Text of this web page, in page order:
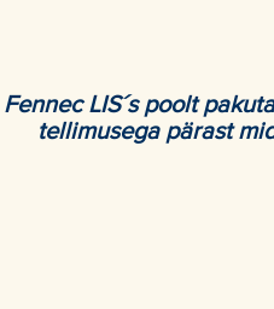
Fennec LIS´s poolt
tellimusega pärast